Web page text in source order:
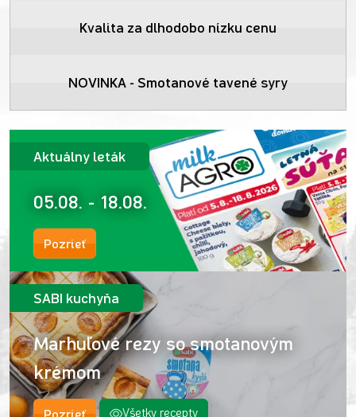
Kvalita za dlhodobo nízku cenu
NOVINKA - Smotanové tavené syry
Aktuálny leták
05.08. - 18.08.
Pozrieť
SABI kuchyňa
Marhuľové rezy so smotanovým
krémom
Pozrieť Všetky recepty